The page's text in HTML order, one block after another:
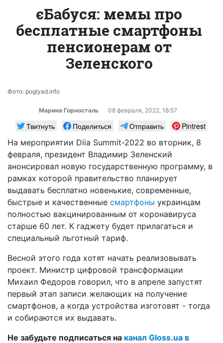
єБабуся: мемы про
бесплатные смартфоны
пенсионерам от
Зеленского
Фото: poglyad.info
Марина Горносталь 08 февраля, 2022, 18:57
Твитнуть Поделиться Отправить
Pintrest
На мероприятии Diia Summit-2022 во вторник, 8
февраля, президент Владимир Зеленский
анонсировал новую государственную программу, в
рамках которой правительство планирует
выдавать бесплатно новенькие, современные,
быстрые и качественные смартфоны украинцам
полностью вакцинированным от коронавируса
старше 60 лет. К гаджету будет прилагаться и
специальный льготный тариф.
Весной этого года хотят начать реализовывать
проект. Министр цифровой трансформации
Михаил Федоров говорил, что в апреле запустят
первый этап записи желающих на получение
смартфонов, а когда устройства изготовят - тогда
и собираются их выдавать.
Не забудьте подписаться на канал Gloss.ua в